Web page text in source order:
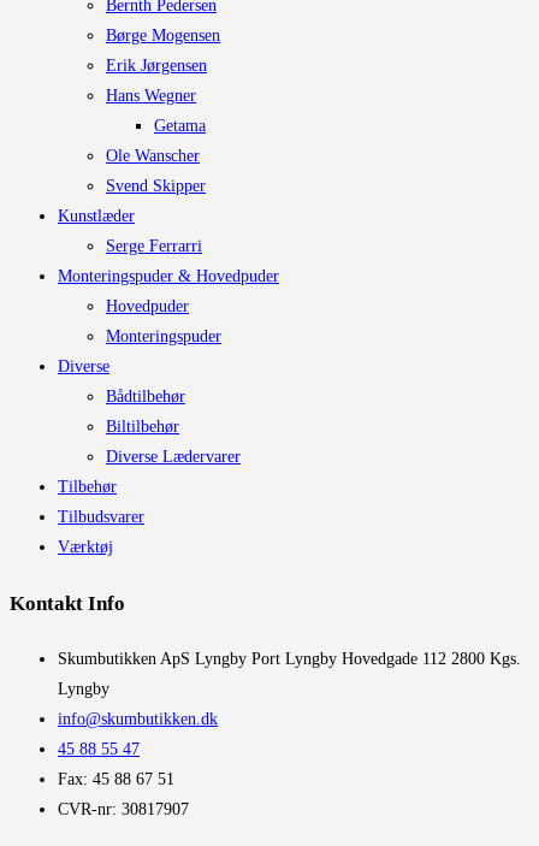
Bernth Pedersen
Børge Mogensen
Erik Jørgensen
Hans Wegner
Getama
Ole Wanscher
Svend Skipper
Kunstlæder
Serge Ferrarri
Monteringspuder & Hovedpuder
Hovedpuder
Monteringspuder
Diverse
Bådtilbehør
Biltilbehør
Diverse Lædervarer
Tilbehør
Tilbudsvarer
Værktøj
Kontakt Info
​Skumbutikken ApS Lyngby Port Lyngby Hovedgade 112 2800 Kgs.
Lyngby
info@skumbutikken.dk
45 88 55 47
Fax: 45 88 67 51
CVR-nr: 30817907